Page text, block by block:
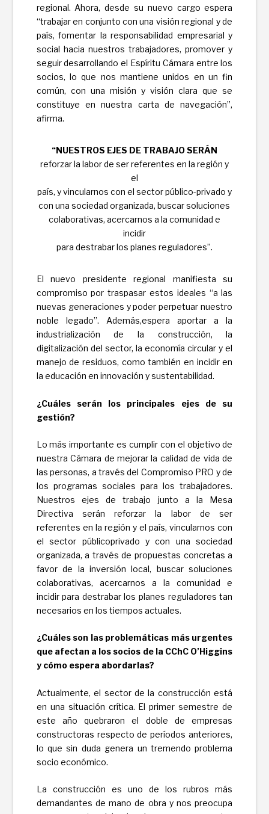
regional. Ahora, desde su nuevo cargo espera
“trabajar en conjunto con una visión regional y de
país, fomentar la responsabilidad empresarial y
social hacia nuestros trabajadores, promover y
seguir desarrollando el Espíritu Cámara entre los
socios, lo que nos mantiene unidos en un fin
común, con una misión y visión clara que se
constituye en nuestra carta de navegación”,
afirma.
“NUESTROS EJES DE TRABAJO SERÁN
reforzar la labor de ser referentes en la región y
el
país, y vincularnos con el sector público-privado y
con una sociedad organizada, buscar soluciones
colaborativas, acercarnos a la comunidad e
incidir
para destrabar los planes reguladores”.
El nuevo presidente regional manifiesta su
compromiso por traspasar estos ideales “a las
nuevas generaciones y poder perpetuar nuestro
noble legado”. Además,espera aportar a la
industrialización de la construcción, la
digitalización del sector, la economía circular y el
manejo de residuos, como también en incidir en
la educación en innovación y sustentabilidad.
¿Cuáles serán los principales ejes de su
gestión?
Lo más importante es cumplir con el objetivo de
nuestra Cámara de mejorar la calidad de vida de
las personas, a través del Compromiso PRO y de
los programas sociales para los trabajadores.
Nuestros ejes de trabajo junto a la Mesa
Directiva serán reforzar la labor de ser
referentes en la región y el país, vincularnos con
el sector públicoprivado y con una sociedad
organizada, a través de propuestas concretas a
favor de la inversión local, buscar soluciones
colaborativas, acercarnos a la comunidad e
incidir para destrabar los planes reguladores tan
necesarios en los tiempos actuales.
¿Cuáles son las problemáticas más urgentes
que afectan a los socios de la CChC O’Higgins
y cómo espera abordarlas?
Actualmente, el sector de la construcción está
en una situación crítica. El primer semestre de
este año quebraron el doble de empresas
constructoras respecto de períodos anteriores,
lo que sin duda genera un tremendo problema
socio económico.
La construcción es uno de los rubros más
demandantes de mano de obra y nos preocupa